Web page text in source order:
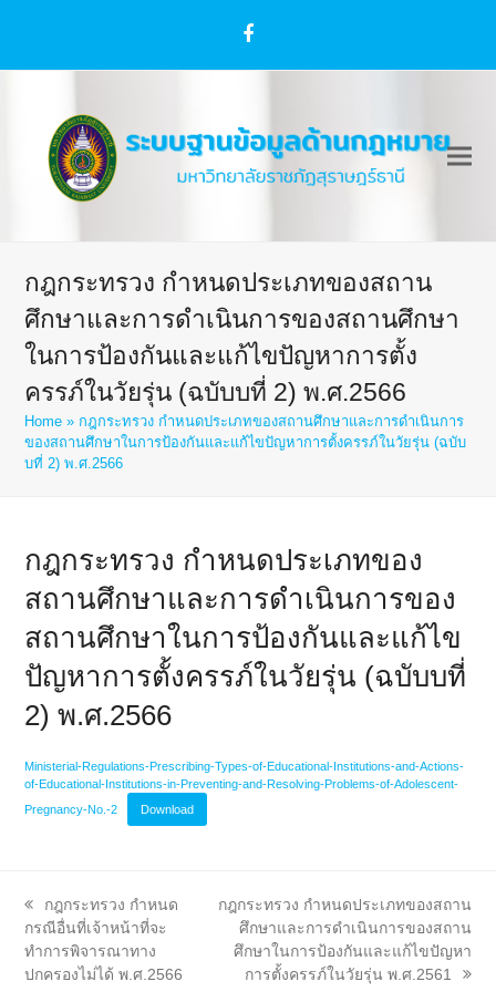
Facebook
กฎกระทรวง กำหนดประเภทของสถาน
ศึกษาและการดำเนินการของสถานศึกษา
ในการป้องกันและแก้ไขปัญหาการตั้ง
ครรภ์ในวัยรุ่น (ฉบับบที่ 2) พ.ศ.2566
Home » กฎกระทรวง กำหนดประเภทของสถานศึกษาและการดำเนินการ
ของสถานศึกษาในการป้องกันและแก้ไขปัญหาการตั้งครรภ์ในวัยรุ่น (ฉบับ
บที่ 2) พ.ศ.2566
กฎกระทรวง กำหนดประเภทของ
สถานศึกษาและการดำเนินการของ
สถานศึกษาในการป้องกันและแก้ไข
ปัญหาการตั้งครรภ์ในวัยรุ่น (ฉบับบที่
2) พ.ศ.2566
Ministerial-Regulations-Prescribing-Types-of-Educational-Institutions-and-Actions-
of-Educational-Institutions-in-Preventing-and-Resolving-Problems-of-Adolescent-
Pregnancy-No.-2
Download
previous
post:
กฎกระทรวง กำหนด
กรณีอื่นที่เจ้าหน้าที่จะ
ทำการพิจารณาทาง
ปกครองไม่ได้ พ.ศ.2566
next
post:
กฎกระทรวง กำหนดประเภทของสถาน
ศึกษาและการดำเนินการของสถาน
ศึกษาในการป้องกันและแก้ไขปัญหา
การตั้งครรภ์ในวัยรุ่น พ.ศ.2561